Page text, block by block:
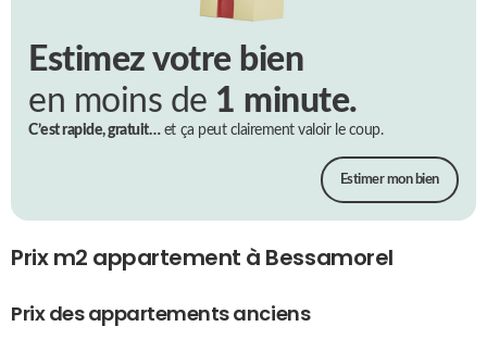
Estimez votre bien
en moins de 1 minute.
C’est rapide, gratuit…et ça peut clairement valoir le coup.
Estimer mon bien
Prix m2 appartement à Bessamorel
Prix des appartements anciens